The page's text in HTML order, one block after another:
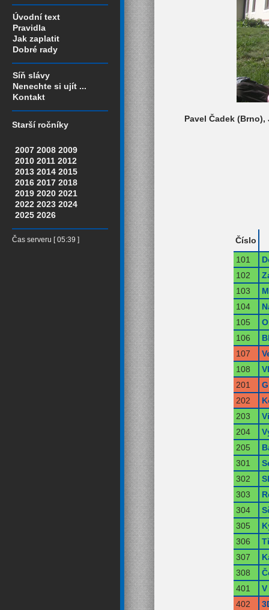
Úvodní text
Pravidla
Jak zaplatit
Dobré rady
Síň slávy
Nenechte si ujít ...
Kontakt
Starší ročníky
2007 2008 2009
2010 2011 2012
2013 2014 2015
2016 2017 2018
2019 2020 2021
2022 2023 2024
2025 2026
Čas serveru [ 05:39 ]
Pavel Čadek
Číslo
101
102
103
104
105
106
107
108
201
202
203
204
205
301
302
303
304
305
306
307
308
401
V
402